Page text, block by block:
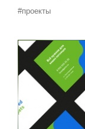
#проекты